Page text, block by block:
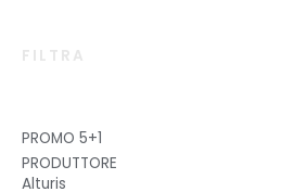
FILTRA
PROMO 5+1
PRODUTTORE
Alturis